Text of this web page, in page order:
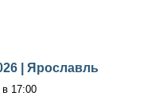
| Ярославль
17:00